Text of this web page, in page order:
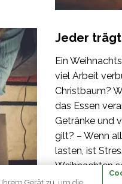
Jeder trägt
Ein
viel Arbeit
Christbaum?
das Essen
Getränke und
gilt? – Wenn
lasten, ist
Weihnachten